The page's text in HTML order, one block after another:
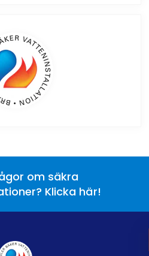
om säkra
Klicka här!